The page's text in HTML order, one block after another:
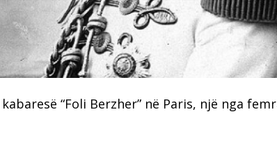
“Foli Berzher” në Paris, një nga